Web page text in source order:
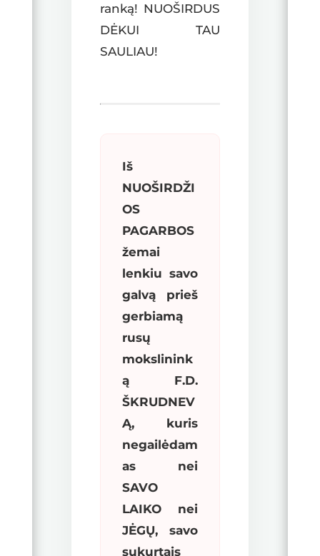
ranką! NUOŠIRDUS
DĖKUI TAU
SAULIAU!
Iš
NUOŠIRDŽI
OS
PAGARBOS
žemai
lenkiu savo
galvą prieš
gerbiamą
rusų
mokslinink
ą F.D.
ŠKRUDNEV
Ą, kuris
negailėdam
as nei
SAVO
LAIKO nei
JĖGŲ, savo
sukurtais